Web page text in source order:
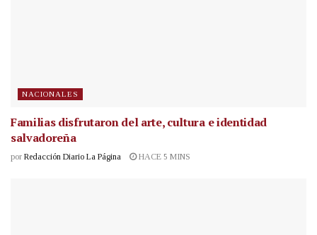
NACIONALES
Familias disfrutaron del arte, cultura e identidad
salvadoreña
por Redacción Diario La Página HACE 5 MINS